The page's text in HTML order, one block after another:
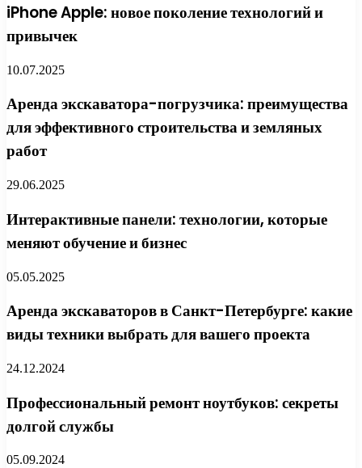
iPhone Apple: новое поколение технологий и
привычек
10.07.2025
Аренда экскаватора-погрузчика: преимущества
для эффективного строительства и земляных
работ
29.06.2025
Интерактивные панели: технологии, которые
меняют обучение и бизнес
05.05.2025
Аренда экскаваторов в Санкт-Петербурге: какие
виды техники выбрать для вашего проекта
24.12.2024
Профессиональный ремонт ноутбуков: секреты
долгой службы
05.09.2024